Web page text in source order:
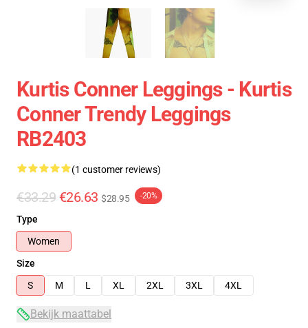
Kurtis Conner Leggings - Kurtis
Conner Trendy Leggings
RB2403
(1 customer reviews)
€33.29 €26.63 $28.95 -20%
Type
Women
Size
S
M L XL 2XL 3XL 4XL
Bekijk maattabel